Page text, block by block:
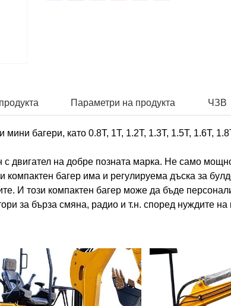
Параметри на продукта ЧЗВ
багери, като 0.8T, 1T, 1.2T, 1.3T, 1.5T, 1.6T,
с двигател на добре позната марка. Не само
багер има и регулируема дъска за
И този компактен багер може да бъде
за бърза смяна, радио и т.н. според нуждите на